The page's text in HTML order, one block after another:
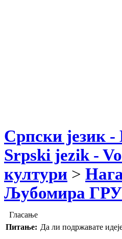
Српски језик
Srpski jezik -
култури >
Љубомира
Гласање
Питање: Да ли подржавате